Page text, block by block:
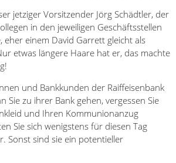
jetziger Vorsitzender Jörg Schädtler, der
in den jeweiligen Geschäftsstellen
einem David Garrett gleicht als
etwas längere Haare hat er, das machte
und Bankkunden der Raiffeisenbank
Sie zu ihrer Bank gehen, vergessen Sie
und Ihren Kommunionanzug
Sie sich wenigstens für diesen Tag
Sonst sind sie ein potentieller